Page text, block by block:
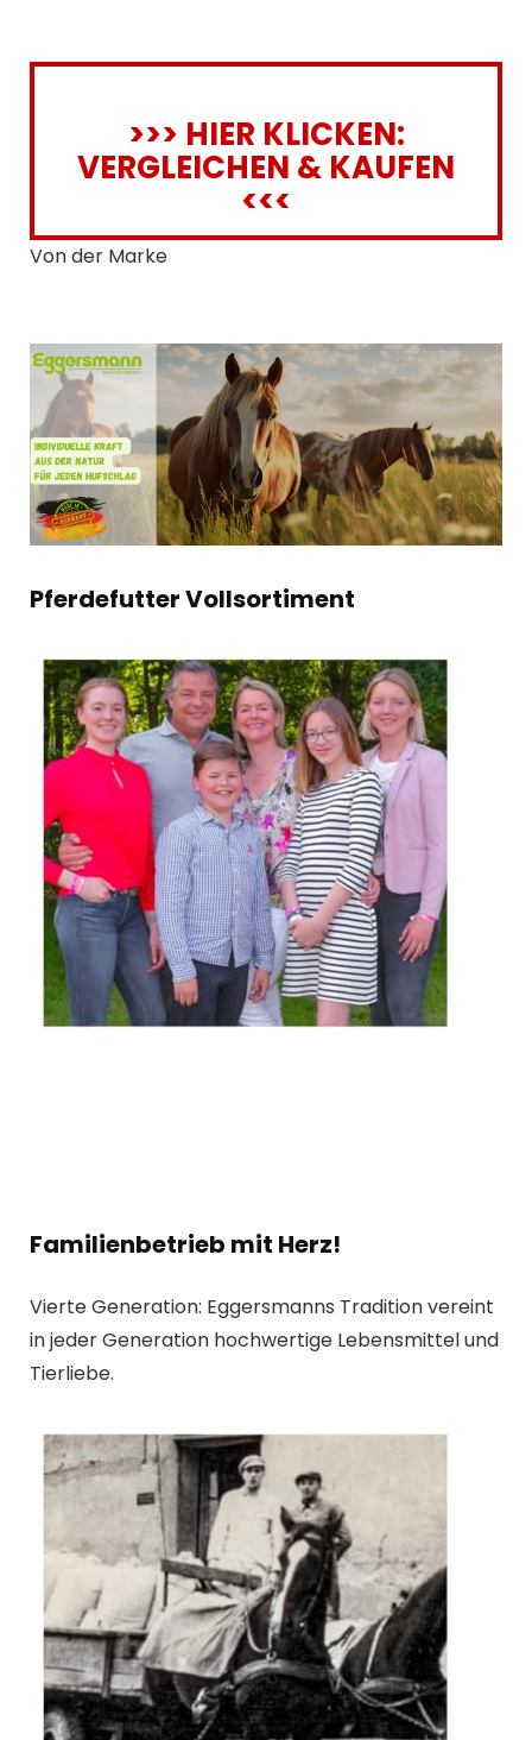
>>> HIER KLICKEN:
VERGLEICHEN & KAUFEN
<<<
Von der Marke
Pferdefutter Vollsortiment
Familienbetrieb mit Herz!
Vierte Generation: Eggersmanns Tradition vereint
in jeder Generation hochwertige Lebensmittel und
Tierliebe.